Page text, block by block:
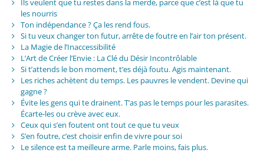
Ils veulent que tu restes dans la merde, parce que c’est là que tu
les nourris
Ton indépendance ? Ça les rend fous.
Si tu veux changer ton futur, arrête de foutre en l’air ton présent.
La Magie de l’Inaccessibilité
L’Art de Créer l’Envie : La Clé du Désir Incontrôlable
Si t’attends le bon moment, t’es déjà foutu. Agis maintenant.
Les riches achètent du temps. Les pauvres le vendent. Devine qui
gagne ?
Évite les gens qui te drainent. T’as pas le temps pour les parasites.
Écarte-les ou crève avec eux.
Ceux qui s’en foutent ont tout ce que tu veux
S’en foutre, c’est choisir enfin de vivre pour soi
Le silence est ta meilleure arme. Parle moins, fais plus.